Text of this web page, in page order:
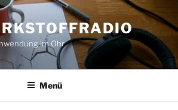
im Ohr
Menü